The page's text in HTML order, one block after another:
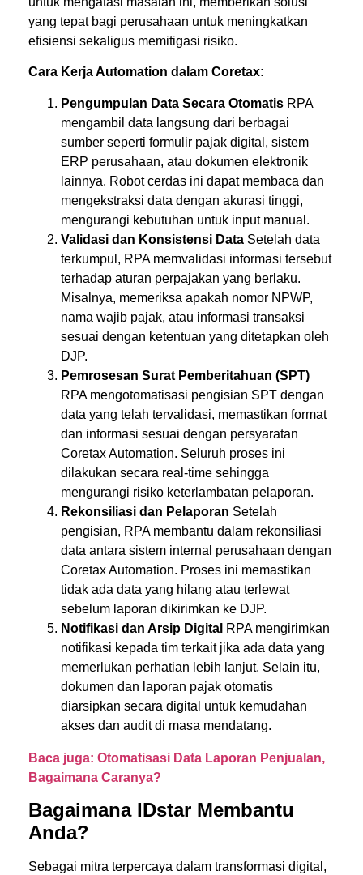
yang tepat bagi perusahaan untuk meningkatkan
efisiensi sekaligus memitigasi risiko.
Cara Kerja Automation dalam Coretax:
Pengumpulan Data Secara Otomatis RPA
mengambil data langsung dari berbagai
sumber seperti formulir pajak digital, sistem
ERP perusahaan, atau dokumen elektronik
lainnya. Robot cerdas ini dapat membaca dan
mengekstraksi data dengan akurasi tinggi,
mengurangi kebutuhan untuk input manual.
Validasi dan Konsistensi Data Setelah data
terkumpul, RPA memvalidasi informasi tersebut
terhadap aturan perpajakan yang berlaku.
Misalnya, memeriksa apakah nomor NPWP,
nama wajib pajak, atau informasi transaksi
sesuai dengan ketentuan yang ditetapkan oleh
DJP.
Pemrosesan Surat Pemberitahuan (SPT)
RPA mengotomatisasi pengisian SPT dengan
data yang telah tervalidasi, memastikan format
dan informasi sesuai dengan persyaratan
Coretax Automation. Seluruh proses ini
dilakukan secara real-time sehingga
mengurangi risiko keterlambatan pelaporan.
Rekonsiliasi dan Pelaporan Setelah
pengisian, RPA membantu dalam rekonsiliasi
data antara sistem internal perusahaan dengan
Coretax Automation. Proses ini memastikan
tidak ada data yang hilang atau terlewat
sebelum laporan dikirimkan ke DJP.
Notifikasi dan Arsip Digital RPA mengirimkan
notifikasi kepada tim terkait jika ada data yang
memerlukan perhatian lebih lanjut. Selain itu,
dokumen dan laporan pajak otomatis
diarsipkan secara digital untuk kemudahan
akses dan audit di masa mendatang.
Baca juga: Otomatisasi Data Laporan Penjualan,
Bagaimana Caranya?
Bagaimana IDstar Membantu
Anda?
Sebagai mitra terpercaya dalam transformasi digital,